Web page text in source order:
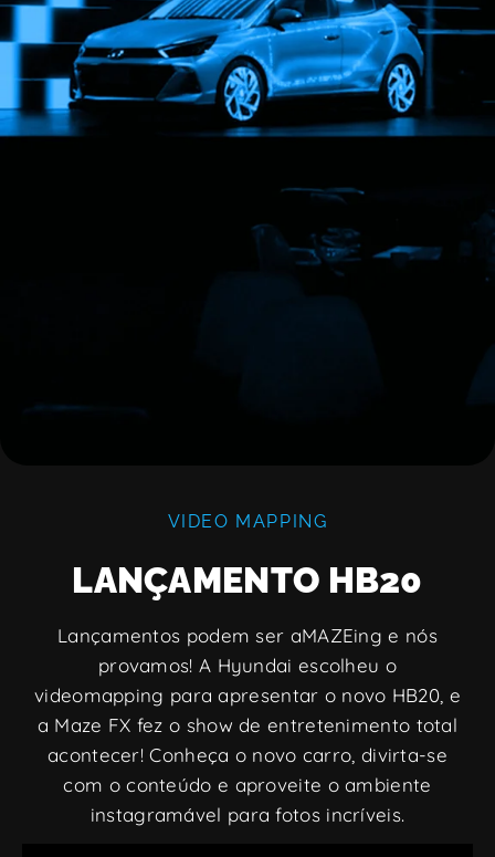
VIDEO MAPPING
LANÇAMENTO HB20
Lançamentos podem ser aMAZEing e nós
provamos! A Hyundai escolheu o
videomapping para apresentar o novo HB20, e
a Maze FX fez o show de entretenimento total
acontecer! Conheça o novo carro, divirta-se
com o conteúdo e aproveite o ambiente
instagramável para fotos incríveis.